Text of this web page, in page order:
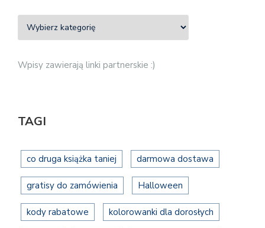
Wpisy zawierają linki partnerskie :)
TAGI
co druga książka taniej darmowa dostawa
gratisy do zamówienia Halloween
kody rabatowe kolorowanki dla dorosłych